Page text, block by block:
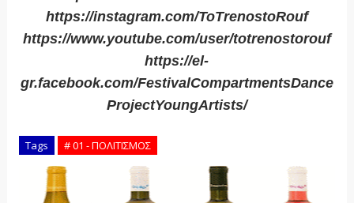
https://instagram.com/ToTrenostoRouf
https://www.youtube.com/user/totrenostorouf
https://el-
gr.facebook.com/FestivalCompartmentsDance
ProjectYoungArtists/
Tags # 01 - ΠΟΛΙΤΙΣΜΟΣ